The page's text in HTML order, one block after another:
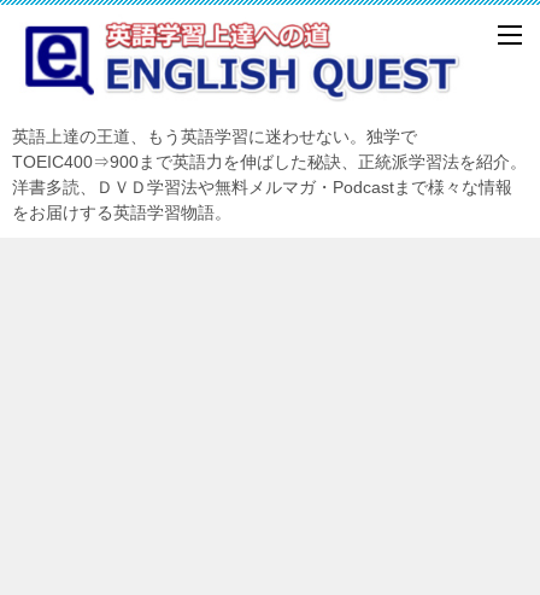
英語上達の王道、もう英語学習に迷わせない。独学で
TOEIC400⇒900まで英語力を伸ばした秘訣、正統派学習法を紹介。
洋書多読、ＤＶＤ学習法や無料メルマガ・Podcastまで様々な情報
をお届けする英語学習物語。